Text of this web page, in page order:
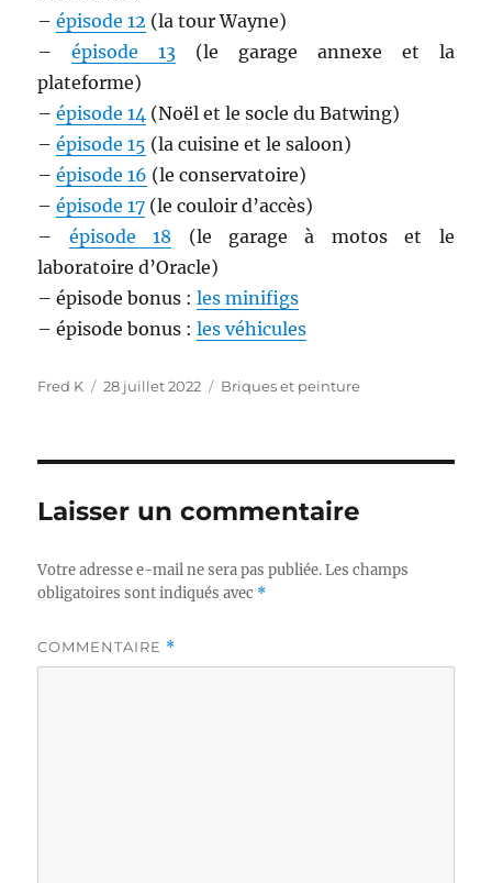
–épisode 12 (la tour Wayne)
–épisode 13 (le garage annexe et la
plateforme)
–épisode 14 (Noël et le socle du Batwing)
–épisode 15 (la cuisine et le saloon)
–épisode 16 (le conservatoire)
–épisode 17 (le couloir d’accès)
– épisode 18 (le garage à motos et le
laboratoire d’Oracle)
– épisode bonus :les minifigs
– épisode bonus :les véhicules
Auteur
Fred K
Publié
28 juillet 2022 Catégories
Briques et peinture
Laisser un commentaire
Votre adresse e-mail ne sera pas publiée. Les champs
obligatoires sont indiqués avec *
COMMENTAIRE *